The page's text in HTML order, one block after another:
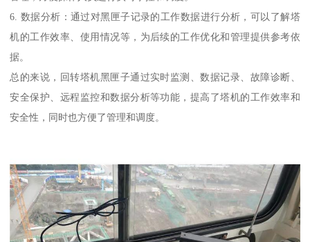
6. 数据分析：通过对黑匣子记录的工作数据进行分析，可以了解塔
机的工作效率、使用情况等，为后续的工作优化和管理提供参考依
据。
总的来说，回转塔机黑匣子通过实时监测、数据记录、故障诊断、
安全保护、远程监控和数据分析等功能，提高了塔机的工作效率和
安全性，同时也方便了管理和调度。